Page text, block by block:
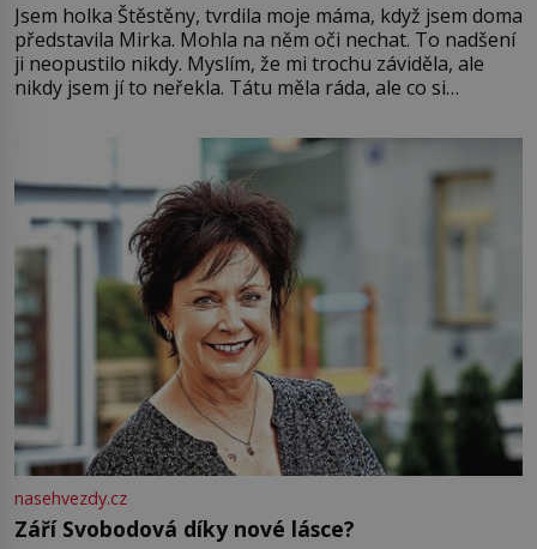
Jsem holka Štěstěny, tvrdila moje máma, když jsem doma
představila Mirka. Mohla na něm oči nechat. To nadšení
ji neopustilo nikdy. Myslím, že mi trochu záviděla, ale
nikdy jsem jí to neřekla. Tátu měla ráda, ale co si
Jsme spolu moc rádi Tehdy byla jiná doba, když
nasehvezdy.cz
Září Svobodová díky nové lásce?